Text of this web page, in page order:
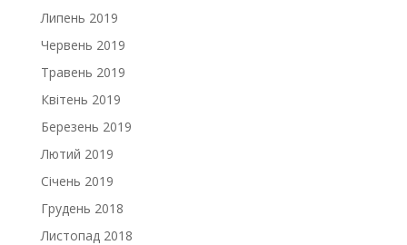
Липень 2019
Червень 2019
Травень 2019
Квітень 2019
Березень 2019
Лютий 2019
Січень 2019
Грудень 2018
Листопад 2018